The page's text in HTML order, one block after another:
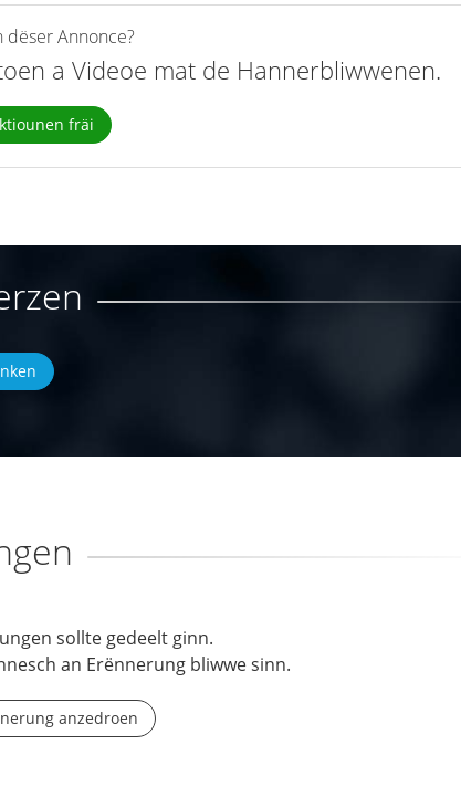
Annonce?
a Videoe mat de Hannerbliwwenen.
fräi
sollte gedeelt ginn.
an Erënnerung bliwwe sinn.
anzedroen